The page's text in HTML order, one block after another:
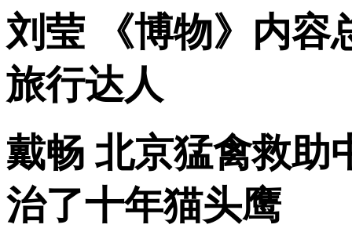
刘莹 《博物》内容
旅行达人
戴畅 北京猛禽救助
治了十年猫头鹰